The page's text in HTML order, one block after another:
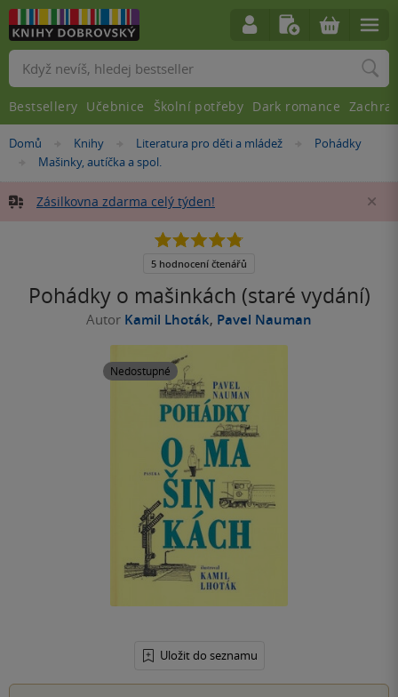
Nacházíte
Domů »Knihy »Literatura pro děti a mládež »Pohádky
»
Mašinky, autíčka a spol.
Zásilkovna zdarma celý týden!
Pohádky o mašinkách (staré vydání)
Autor Kamil Lhoták, Pavel Nauman
Nedostupné
Uložit do seznamu
4.8
5
5 hodnocení čtenářů
Vyhledávání
Bestsellery Učebnice Školní potřeby Dark romance